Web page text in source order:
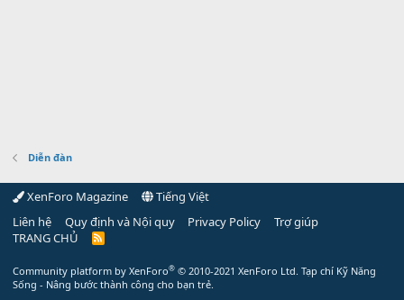
Diễn đàn
XenForo Magazine
Tiếng Việt
Liên hệ
Quy định và Nội quy Privacy Policy
Trợ giúp
TRANG CHỦ
R
Community platform by XenForo® © 2010-2021 XenForo Ltd. Tạp chí Kỹ Năng
Sống - Nâng bước thành công cho bạn trẻ.